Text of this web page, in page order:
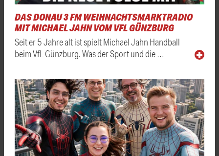
DAS DONAU 3 FM WEIHNACHTSMARKTRADIO
MIT MICHAEL JAHN VOM VFL GÜNZBURG
Seit er 5 Jahre alt ist spielt Michael Jahn Handball
beim VfL Günzburg. Was der Sport und die …